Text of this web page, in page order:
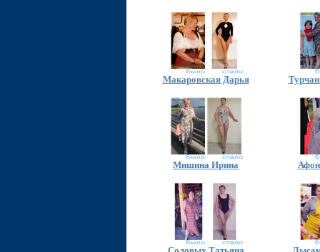
Макаровская Дарья
Мишина Ирина